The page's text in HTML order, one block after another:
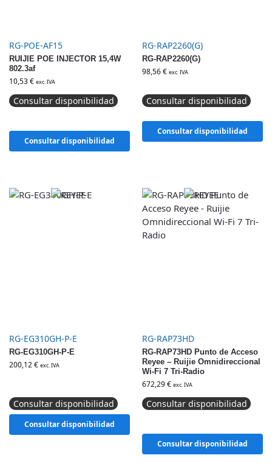
RG-POE-AF15
RUIJIE POE INJECTOR 15,4W
802.3af
10,53€ exc. IVA
Consultar disponibilidad
Consultar disponibilidad
RG-RAP2260(G)
RG-RAP2260(G)
98,56€ exc. IVA
Consultar disponibilidad
Consultar disponibilidad
RG-EG310GH-P-E
RG-EG310GH-P-E
200,12€ exc. IVA
Consultar disponibilidad
Consultar disponibilidad
RG-RAP73HD
RG-RAP73HD Punto de Acceso
Reyee – Ruijie Omnidireccional
Wi-Fi 7 Tri-Radio
672,29€ exc. IVA
Consultar disponibilidad
Consultar disponibilidad